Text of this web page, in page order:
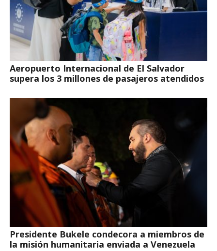
Aeropuerto Internacional de El Salvador
supera los 3 millones de pasajeros atendidos
Presidente Bukele condecora a miembros de
la misión humanitaria enviada a Venezuela